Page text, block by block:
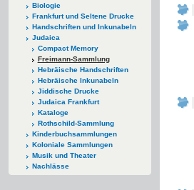
Biologie
Frankfurt und Seltene Drucke
Handschriften und Inkunabeln
Judaica
Compact Memory
Freimann-Sammlung
Hebräische Handschriften
Hebräische Inkunabeln
Jiddische Drucke
Judaica Frankfurt
Kataloge
Rothschild-Sammlung
Kinderbuchsammlungen
Koloniale Sammlungen
Musik und Theater
Nachlässe